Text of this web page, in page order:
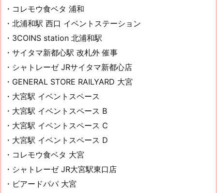
・コレモウ食ベタ 浦和
・北浦和駅 西口 イベントステーション
・3COINS station 北浦和駅
・サイタマ新都心駅 改札外 催事
・シャトレーゼ JRサイタマ新都心店
・GENERAL STORE RAILYARD 大宮
・大宮駅 イベントスペース
・大宮駅 イベントスペース B
・大宮駅 イベントスペース C
・大宮駅 イベントスペース D
・コレモウ食ベタ 大宮
・シャトレーゼ JR大宮駅東口店
・ビアードパパ 大宮